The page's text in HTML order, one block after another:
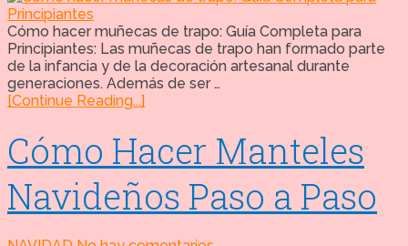
Cómo hacer muñecas de trapo: Guía Completa para
Principiantes: Las muñecas de trapo han formado parte
de la infancia y de la decoración artesanal durante
generaciones. Además de ser …
[Continue Reading...]
Cómo Hacer Manteles
Navideños Paso a Paso